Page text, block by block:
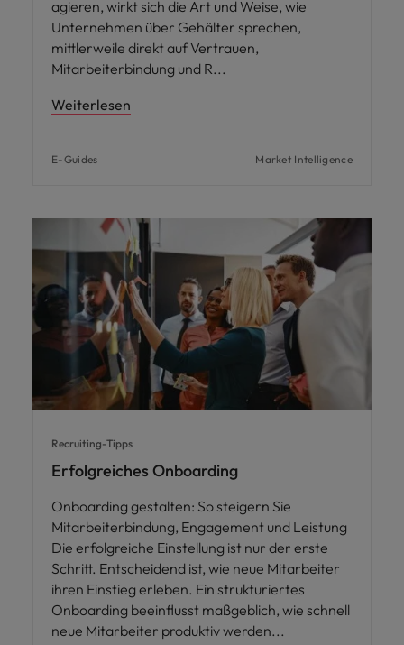
agieren, wirkt sich die Art und Weise, wie
Unternehmen über Gehälter sprechen,
mittlerweile direkt auf Vertrauen,
Mitarbeiterbindung und R
Weiterlesen
E-Guides Market Intelligence
Recruiting-Tipps
Erfolgreiches Onboarding
Onboarding gestalten: So steigern Sie
Mitarbeiterbindung, Engagement und Leistung
Die erfolgreiche Einstellung ist nur der erste
Schritt. Entscheidend ist, wie neue Mitarbeiter
ihren Einstieg erleben. Ein strukturiertes
Onboarding beeinflusst maßgeblich, wie schnell
neue Mitarbeiter produktiv werden